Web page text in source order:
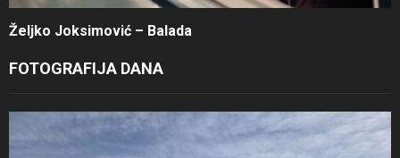
Željko Joksimović – Balada
FOTOGRAFIJA DANA